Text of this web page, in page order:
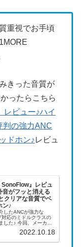
重視でお手頃
きった音質が
ったらこちら
レビュー♪ハイ
判の強力ANC
ドホン♪レビュ
SonoFlow』レビュ
音がフッと消える
クリアな音質でベ
ン♪
したANCが強力な
応のミドルクラスの
メーカー
ーしていきたいと思い
2022.10.18